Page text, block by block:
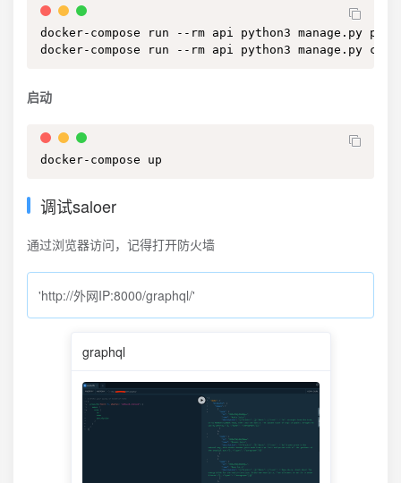
docker-compose run --rm api python3 manage.py
docker-compose run --rm api python3 manage.py
启动
docker-compose up
调试saloer
通过浏览器访问，记得打开防火墙
'http://外网IP:8000/graphql/'
graphql